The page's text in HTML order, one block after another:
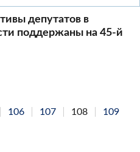
депутатов в
поддержаны на 45-й
106 107 108
109